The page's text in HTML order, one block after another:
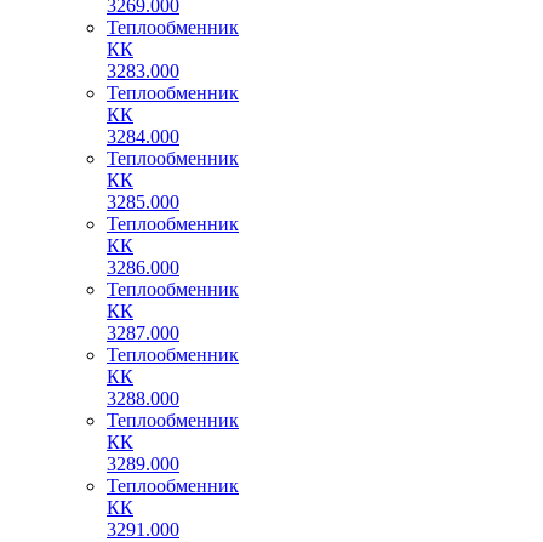
3269.000
Теплообменник
КК
3283.000
Теплообменник
КК
3284.000
Теплообменник
КК
3285.000
Теплообменник
КК
3286.000
Теплообменник
КК
3287.000
Теплообменник
КК
3288.000
Теплообменник
КК
3289.000
Теплообменник
КК
3291.000